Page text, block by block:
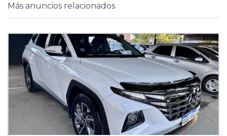
Más anuncios relacionados